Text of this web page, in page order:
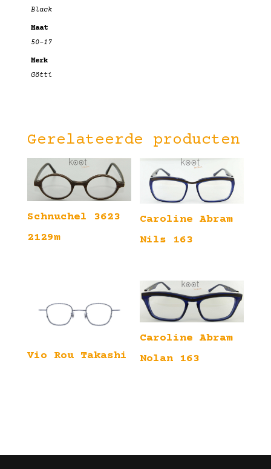
Black
Maat
50-17
Merk
Götti
Gerelateerde producten
Schnuchel 3623
2129m
Caroline Abram
Nils 163
Vio Rou Takashi
Caroline Abram
Nolan 163